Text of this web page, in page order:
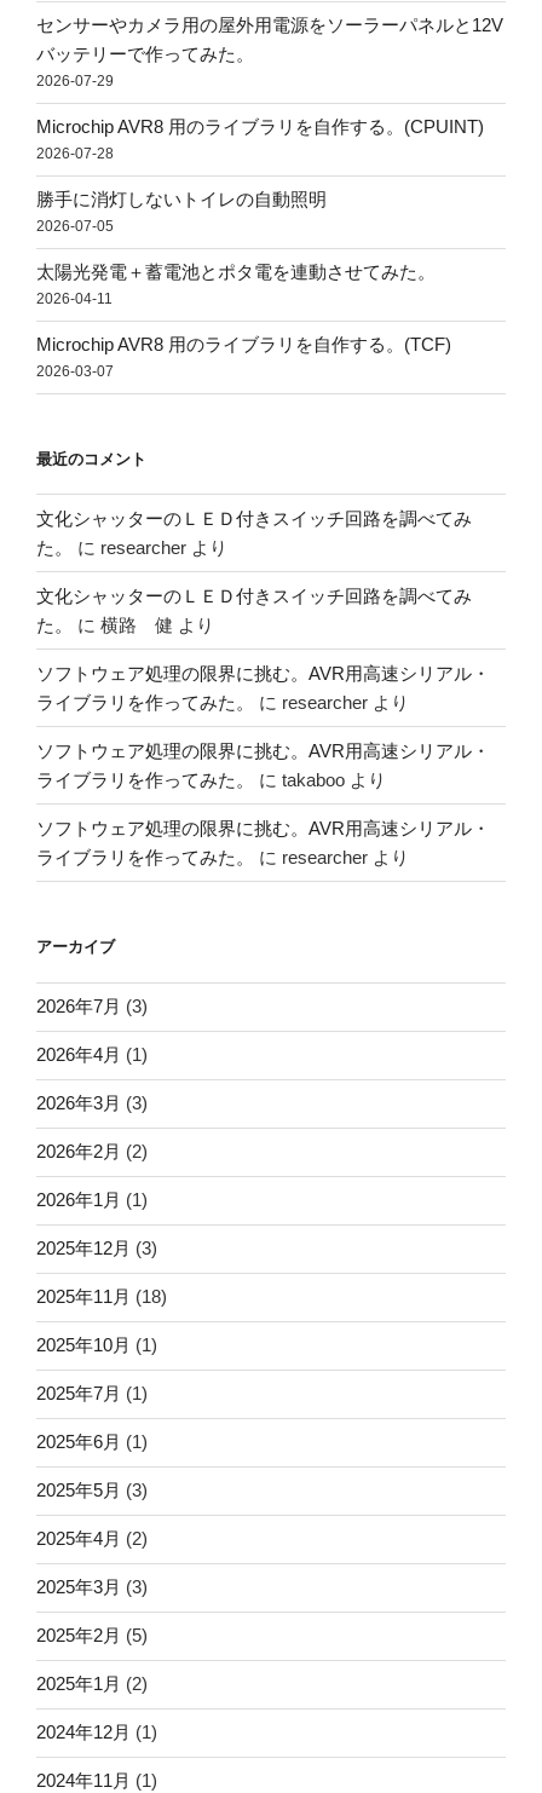
センサーやカメラ用の屋外用電源をソーラーパネルと12V
バッテリーで作ってみた。
2026-07-29
Microchip AVR8 用のライブラリを自作する。(CPUINT)
2026-07-28
勝手に消灯しないトイレの自動照明
2026-07-05
太陽光発電＋蓄電池とポタ電を連動させてみた。
2026-04-11
Microchip AVR8 用のライブラリを自作する。(TCF)
2026-03-07
最近のコメント
文化シャッターのＬＥＤ付きスイッチ回路を調べてみ
た。
に researcher より
文化シャッターのＬＥＤ付きスイッチ回路を調べてみ
た。
に 横路 健 より
ソフトウェア処理の限界に挑む。AVR用高速シリアル・
ライブラリを作ってみた。
に researcher より
ソフトウェア処理の限界に挑む。AVR用高速シリアル・
ライブラリを作ってみた。
に takaboo より
ソフトウェア処理の限界に挑む。AVR用高速シリアル・
ライブラリを作ってみた。
に researcher より
アーカイブ
2026年7月 (3)
2026年4月 (1)
2026年3月 (3)
2026年2月 (2)
2026年1月 (1)
2025年12月 (3)
2025年11月 (18)
2025年10月 (1)
2025年7月 (1)
2025年6月 (1)
2025年5月 (3)
2025年4月 (2)
2025年3月 (3)
2025年2月 (5)
2025年1月 (2)
2024年12月 (1)
2024年11月 (1)